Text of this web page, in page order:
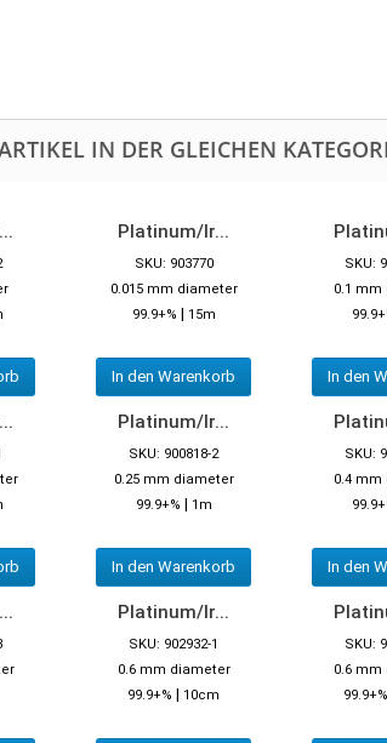
IN DER GLEICHEN
Platinum/Ir...
SKU: 903770
0.015 mm diameter
99.9+% | 15m
In den Warenkorb
SKU:
0.1
In den
Platinum/Ir...
SKU: 900818-2
0.25 mm diameter
99.9+% | 1m
In den Warenkorb
SKU:
0.4
In den
Platinum/Ir...
SKU: 902932-1
0.6 mm diameter
99.9+% | 10cm
SKU:
0.6
99.9+%